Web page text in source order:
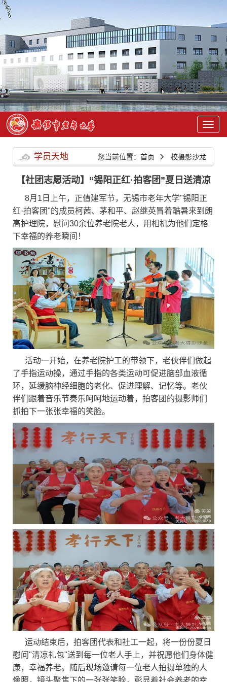
学员天地 您当前位置： 首页 校摄影沙龙
【社团志愿活动】“锡阳正红·拍客团”夏日送清凉
8月1日上午，正值建军节，无锡市老年大学"锡阳正
红·拍客团"的成员柯茜、茅和平、赵继英冒着酷暑来到朗
高护理院，慰问30余位养老院老人，用相机为他们定格
下幸福的养老瞬间！
活动一开始，在养老院护工的带领下，老伙伴们做起
了手指运动操，通过手指的各类运动可促进脑部血液循
环，延缓脑神经细胞的老化、促进理解、记忆等。老伙
伴们跟着音乐节奏乐呵呵地运动着，拍客团的摄影师们
抓拍下一张张幸福的笑脸。
运动结束后，拍客团代表和社工一起，将一份份夏日
慰问"清凉礼包"送到每一位老人手上，并祝愿他们身体健
康，幸福养老。随后现场邀请每一位老人拍摄单独的人
像照，镜头聚焦下的一张张笑脸，彰显着社会养老的幸